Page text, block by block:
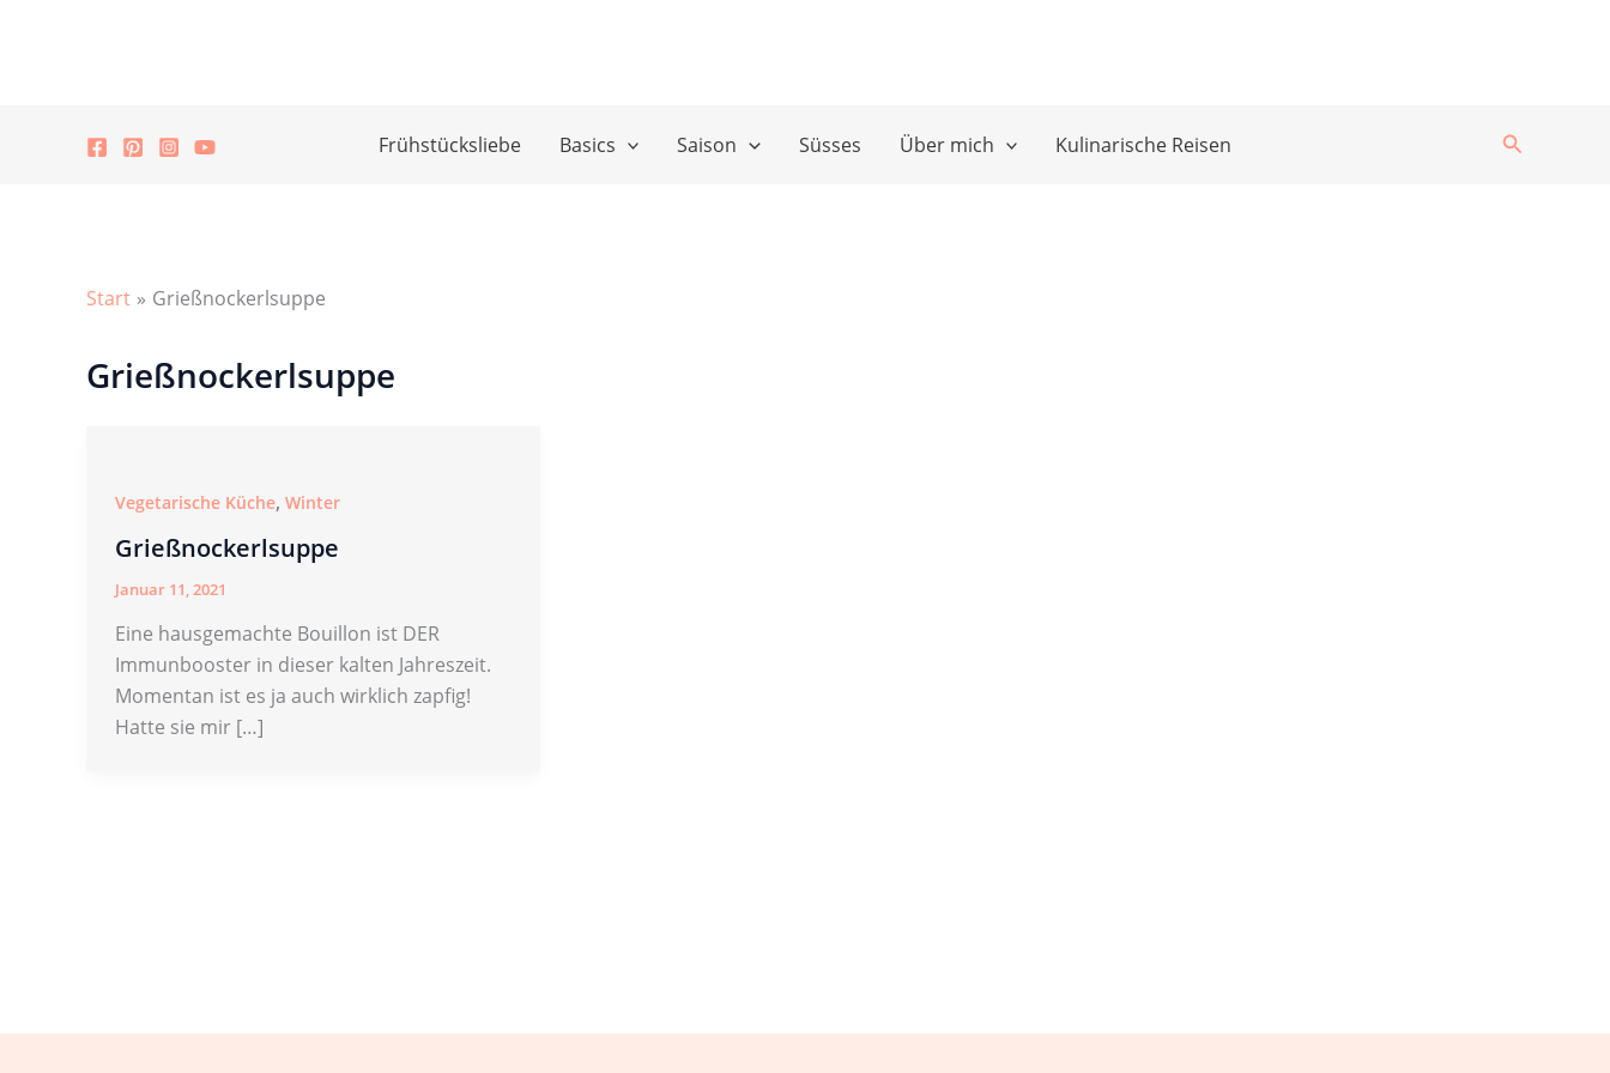
Frühstücksliebe Basics Saison Süsses Über mich Kulinarische Reisen Suchen
Start Grießnockerlsuppe
Grießnockerlsuppe
Vegetarische Küche, Winter
Grießnockerlsuppe
Januar 11, 2021
Eine hausgemachte Bouillon ist DER
Immunbooster in dieser kalten Jahreszeit.
Momentan ist es ja auch wirklich zapfig!
Hatte sie mir […]